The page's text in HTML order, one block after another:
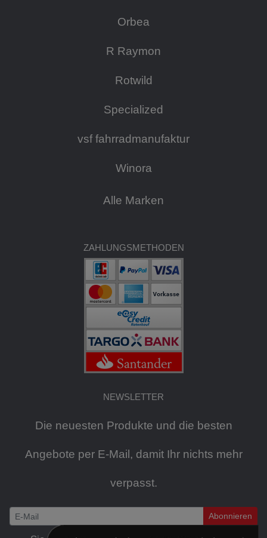
Orbea
R Raymon
Rotwild
Specialized
vsf fahrradmanufaktur
Winora
Alle Marken
ZAHLUNGSMETHODEN
NEWSLETTER
Die neuesten Produkte und die besten
Angebote per E-Mail, damit Ihr nichts mehr
verpasst.
Abonnieren